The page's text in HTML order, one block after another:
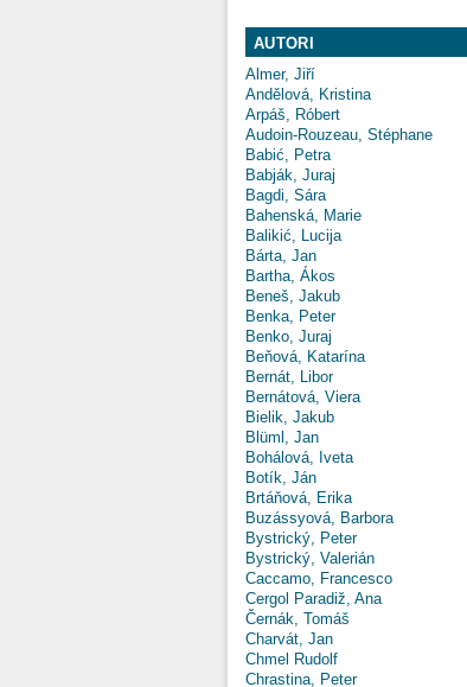
AUTORI
Almer, Jiří
Andělová, Kristina
Arpáš, Róbert
Audoin-Rouzeau, Stéphane
Babić, Petra
Babják, Juraj
Bagdi, Sára
Bahenská, Marie
Balikić, Lucija
Bárta, Jan
Bartha, Ákos
Beneš, Jakub
Benka, Peter
Benko, Juraj
Beňová, Katarína
Bernát, Libor
Bernátová, Viera
Bielik, Jakub
Blüml, Jan
Bohálová, Iveta
Botík, Ján
Brtáňová, Erika
Buzássyová, Barbora
Bystrický, Peter
Bystrický, Valerián
Caccamo, Francesco
Cergol Paradiž, Ana
Černák, Tomáš
Charvát, Jan
Chmel Rudolf
Chrastina, Peter